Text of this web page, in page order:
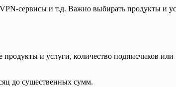
сервисы и т.д. Важно выбирать продукты и
и услуги, количество подписчиков
до существенных сумм.